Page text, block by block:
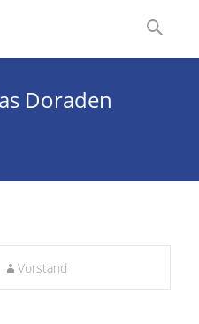
to
content
Suchen
Doraden
Vorstand